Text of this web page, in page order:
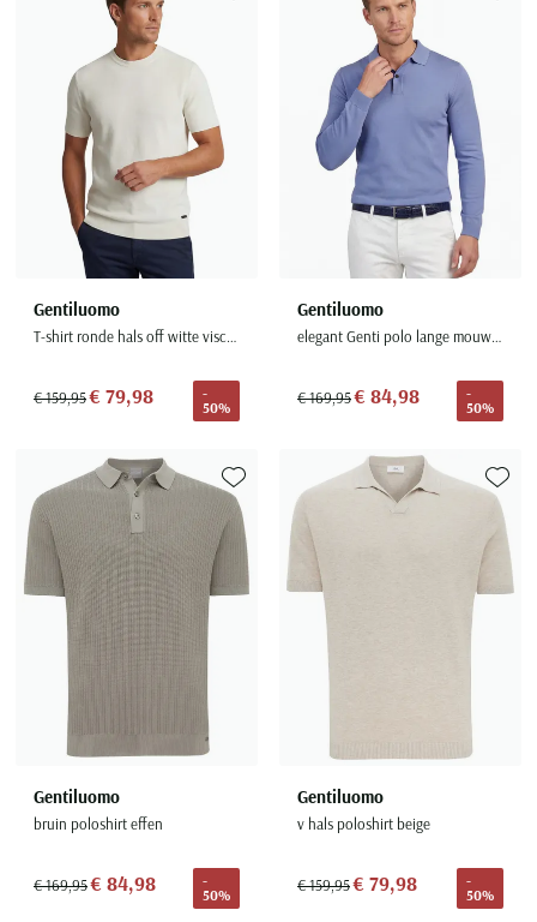
Gentiluomo
T-shirt ronde hals off witte viscose
€ 159,95€ 79,98
-
50%
Toevoegen aan favorieten
Gentiluomo
elegant Genti polo lange mouw blauw
€ 169,95€ 84,98
-
50%
Gentiluomo
bruin poloshirt effen
€ 169,95€ 84,98
-
50%
Toevoegen aan favorieten
Gentiluomo
v hals poloshirt beige
€ 159,95€ 79,98
-
50%